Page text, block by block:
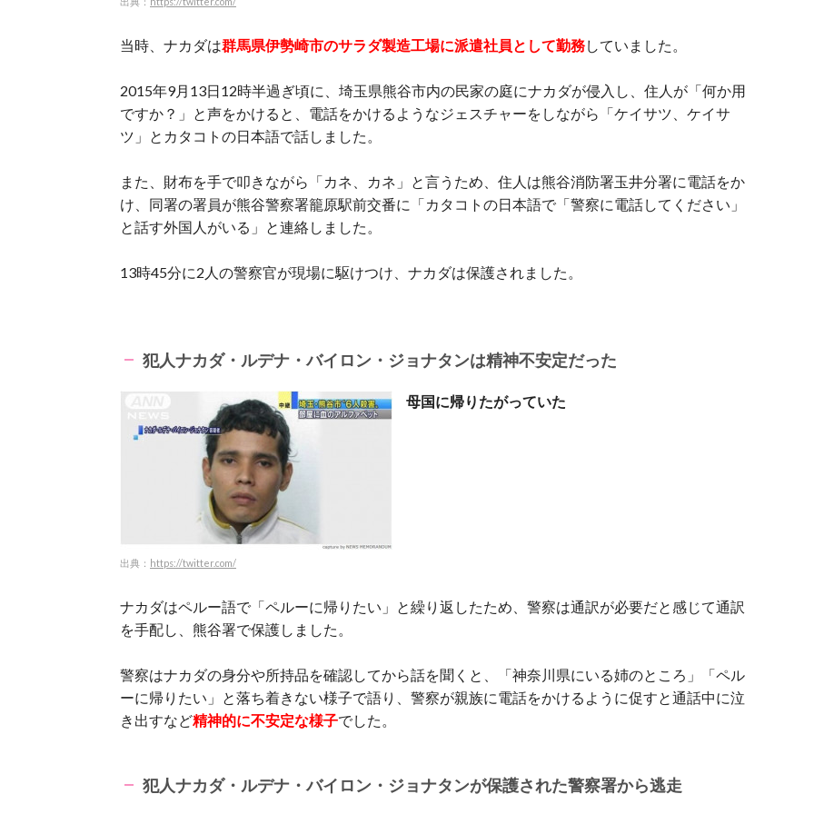
当時、ナカダは群馬県伊勢崎市のサラダ製造工場に派遣社員として勤務していました。
2015年9月13日12時半過ぎ頃に、埼玉県熊谷市内の民家の庭にナカダが侵入し、住人が「何か用
ですか？」と声をかけると、電話をかけるようなジェスチャーをしながら「ケイサツ、ケイサ
ツ」とカタコトの日本語で話しました。
また、財布を手で叩きながら「カネ、カネ」と言うため、住人は熊谷消防署玉井分署に電話をか
け、同署の署員が熊谷警察署籠原駅前交番に「カタコトの日本語で「警察に電話してください」
と話す外国人がいる」と連絡しました。
13時45分に2人の警察官が現場に駆けつけ、ナカダは保護されました。
犯人ナカダ・ルデナ・バイロン・ジョナタンは精神不安定だった
出典： https://twitter.com/
母国に帰りたがっていた
ナカダはペルー語で「ペルーに帰りたい」と繰り返したため、警察は通訳が必要だと感じて通訳
を手配し、熊谷署で保護しました。
警察はナカダの身分や所持品を確認してから話を聞くと、「神奈川県にいる姉のところ」「ペル
ーに帰りたい」と落ち着きない様子で語り、警察が親族に電話をかけるように促すと通話中に泣
き出すなど精神的に不安定な様子でした。
犯人ナカダ・ルデナ・バイロン・ジョナタンが保護された警察署から逃走